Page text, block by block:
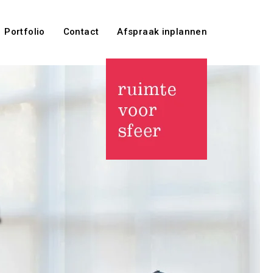
Portfolio Contact Afspraak inplannen